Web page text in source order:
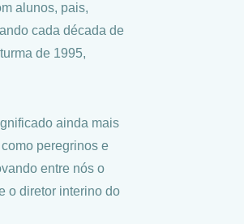
alunos, pais,
cada década de
de 1995,
ainda mais
peregrinos e
entre nós o
o diretor interino do